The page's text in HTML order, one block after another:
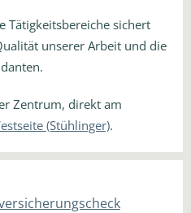
Tätigkeitsbereiche sichert
unserer Arbeit und die
Zentrum, direkt am
(Stühlinger).